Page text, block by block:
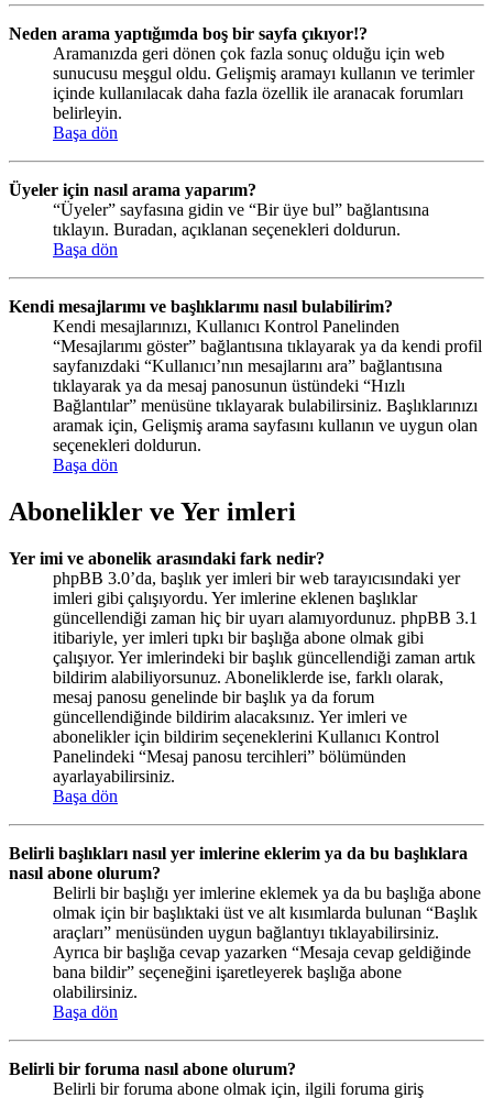
Neden arama yaptığımda boş bir sayfa çıkıyor!?
Aramanızda geri dönen çok fazla sonuç olduğu için web
sunucusu meşgul oldu. Gelişmiş aramayı kullanın ve terimler
içinde kullanılacak daha fazla özellik ile aranacak forumları
belirleyin.
Başa dön
Üyeler için nasıl arama yaparım?
“Üyeler” sayfasına gidin ve “Bir üye bul” bağlantısına
tıklayın. Buradan, açıklanan seçenekleri doldurun.
Başa dön
Kendi mesajlarımı ve başlıklarımı nasıl bulabilirim?
Kendi mesajlarınızı, Kullanıcı Kontrol Panelinden
“Mesajlarımı göster” bağlantısına tıklayarak ya da kendi profil
sayfanızdaki “Kullanıcı’nın mesajlarını ara” bağlantısına
tıklayarak ya da mesaj panosunun üstündeki “Hızlı
Bağlantılar” menüsüne tıklayarak bulabilirsiniz. Başlıklarınızı
aramak için, Gelişmiş arama sayfasını kullanın ve uygun olan
seçenekleri doldurun.
Başa dön
Abonelikler ve Yer imleri
Yer imi ve abonelik arasındaki fark nedir?
phpBB 3.0’da, başlık yer imleri bir web tarayıcısındaki yer
imleri gibi çalışıyordu. Yer imlerine eklenen başlıklar
güncellendiği zaman hiç bir uyarı alamıyordunuz. phpBB 3.1
itibariyle, yer imleri tıpkı bir başlığa abone olmak gibi
çalışıyor. Yer imlerindeki bir başlık güncellendiği zaman artık
bildirim alabiliyorsunuz. Aboneliklerde ise, farklı olarak,
mesaj panosu genelinde bir başlık ya da forum
güncellendiğinde bildirim alacaksınız. Yer imleri ve
abonelikler için bildirim seçeneklerini Kullanıcı Kontrol
Panelindeki “Mesaj panosu tercihleri” bölümünden
ayarlayabilirsiniz.
Başa dön
Belirli başlıkları nasıl yer imlerine eklerim ya da bu başlıklara
nasıl abone olurum?
Belirli bir başlığı yer imlerine eklemek ya da bu başlığa abone
olmak için bir başlıktaki üst ve alt kısımlarda bulunan “Başlık
araçları” menüsünden uygun bağlantıyı tıklayabilirsiniz.
Ayrıca bir başlığa cevap yazarken “Mesaja cevap geldiğinde
bana bildir” seçeneğini işaretleyerek başlığa abone
olabilirsiniz.
Başa dön
Belirli bir foruma nasıl abone olurum?
Belirli bir foruma abone olmak için, ilgili foruma giriş